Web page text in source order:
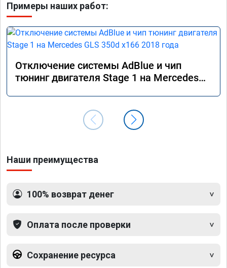
Примеры наших работ:
Отключение системы AdBlue и чип
тюнинг двигателя Stage 1 на Mercedes
Наши преимущества
100% возврат денег
Оплата после проверки
Сохранение ресурса